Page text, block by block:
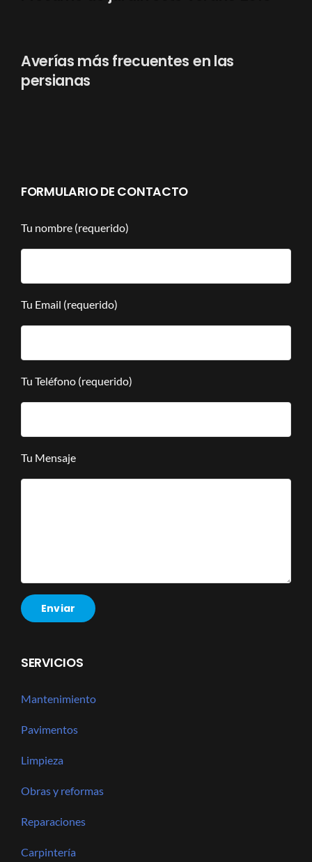
Averías más frecuentes en las
persianas
FORMULARIO DE CONTACTO
Tu nombre (requerido)
Tu Email (requerido)
Tu Teléfono (requerido)
Tu Mensaje
SERVICIOS
Mantenimiento
Pavimentos
Limpieza
Obras y reformas
Reparaciones
Carpintería